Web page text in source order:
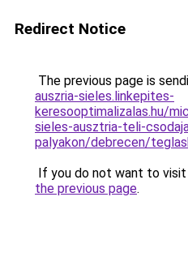
Redirect Notice
The previous page is
auszria-sieles.linkepites-
keresooptimalizalas.hu/
sieles-ausztria-teli-
palyakon/debrecen/
If you do not want to
the previous page.